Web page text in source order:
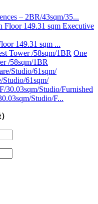
– 2BR/43sqm/35...
149.31 sqm ...
One
/58sqm/1BR
61sqm/
Studio/F...